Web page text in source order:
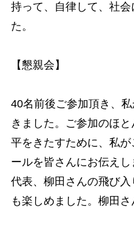
持って、自律して、社
た。
【懇親会】
40名前後ご参加頂き、
きました。ご参加のほ
平をきたすために、私
ールを皆さんにお伝え
代表、柳田さんの飛び
も楽しめました。柳田さ